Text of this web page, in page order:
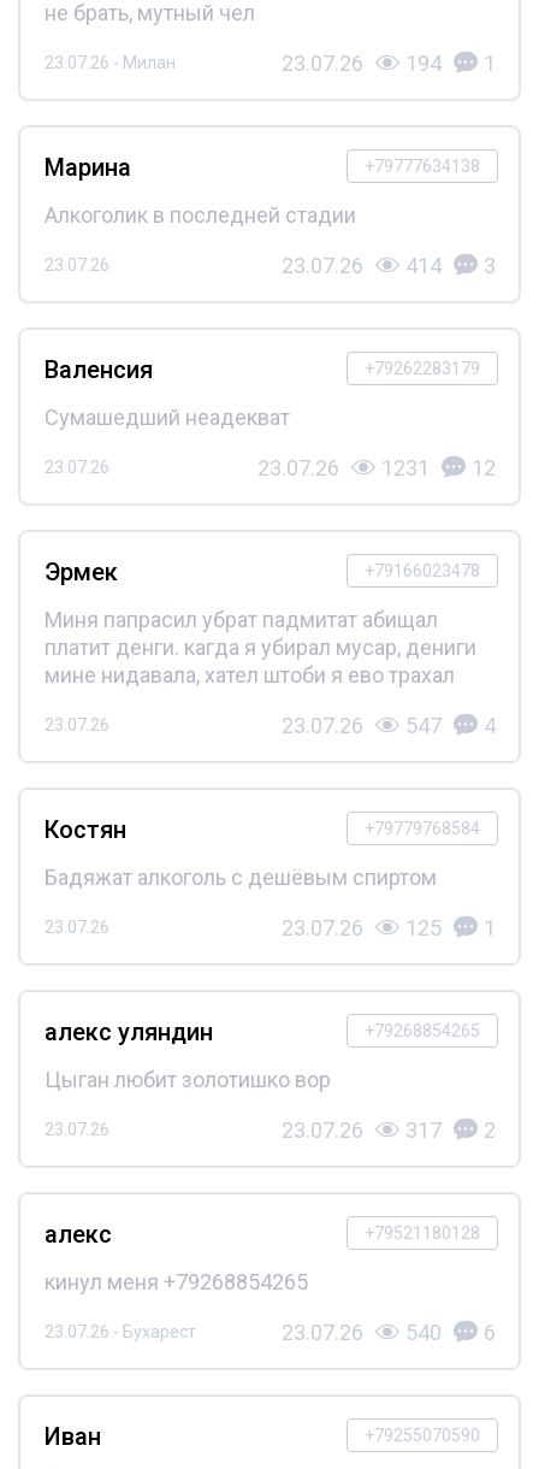
не брать, мутный чел
23.07.26 - Милан 23.07.26 194 1
+79777634138
Марина
Алкоголик в последней стадии
23.07.26 23.07.26 414 3
+79262283179
Валенсия
Сумашедший неадекват
23.07.26 23.07.26 1231 12
+79166023478
Эрмек
Миня папрасил убрат падмитат абищал
платит денги. кагда я убирал мусар, дениги
мине нидавала, хател штоби я ево трахал
23.07.26 23.07.26 547 4
+79779768584
Костян
Бадяжат алкоголь с дешёвым спиртом
23.07.26 23.07.26 125 1
+79268854265
алекс уляндин
Цыган любит золотишко вор
23.07.26 23.07.26 317 2
+79521180128
алекс
кинул меня +79268854265
23.07.26 - Бухарест 23.07.26 540 6
+79255070590
Иван